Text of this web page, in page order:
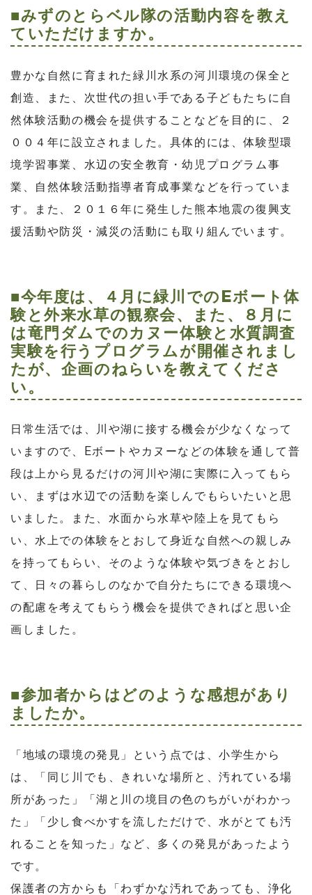
■みずのとらベル隊の活動内容を教え
ていただけますか。
豊かな自然に育まれた緑川水系の河川環境の保全と
創造、また、次世代の担い手である子どもたちに自
然体験活動の機会を提供することなどを目的に、２
００４年に設立されました。具体的には、体験型環
境学習事業、水辺の安全教育・幼児プログラム事
業、自然体験活動指導者育成事業などを行っていま
す。また、２０１６年に発生した熊本地震の復興支
援活動や防災・減災の活動にも取り組んでいます。
■今年度は、４月に緑川でのEボート体
験と外来水草の観察会、また、８月に
は竜門ダムでのカヌー体験と水質調査
実験を行うプログラムが開催されまし
たが、企画のねらいを教えてくださ
い。
日常生活では、川や湖に接する機会が少なくなって
いますので、Eボートやカヌーなどの体験を通して普
段は上から見るだけの河川や湖に実際に入ってもら
い、まずは水辺での活動を楽しんでもらいたいと思
いました。また、水面から水草や陸上を見てもら
い、水上での体験をとおして身近な自然への親しみ
を持ってもらい、そのような体験や気づきをとおし
て、日々の暮らしのなかで自分たちにできる環境へ
の配慮を考えてもらう機会を提供できればと思い企
画しました。
■参加者からはどのような感想があり
ましたか。
「地域の環境の発見」という点では、小学生から
は、「同じ川でも、きれいな場所と、汚れている場
所があった」「湖と川の境目の色のちがいがわかっ
た」「少し食べかすを流しただけで、水がとても汚
れることを知った」など、多くの発見があったよう
です。
保護者の方からも「わずかな汚れであっても、浄化